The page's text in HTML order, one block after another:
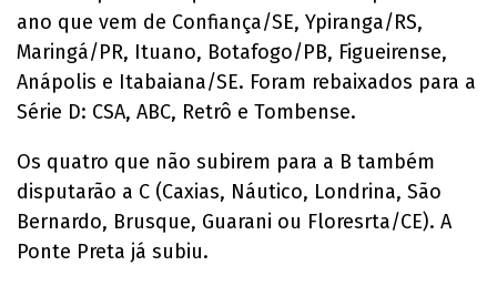
ano que vem de Confiança/SE, Ypiranga/RS,
Maringá/PR, Ituano, Botafogo/PB, Figueirense,
Anápolis e Itabaiana/SE. Foram rebaixados para a
Série D: CSA, ABC, Retrô e Tombense.
Os quatro que não subirem para a B também
disputarão a C (Caxias, Náutico, Londrina, São
Bernardo, Brusque, Guarani ou Floresrta/CE). A
Ponte Preta já subiu.